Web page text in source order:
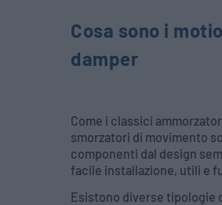
Cosa sono i
damper
Come i classici
smorzatori di movimento
componenti dal design
facile installazione, utili e
Esistono diverse tipologie